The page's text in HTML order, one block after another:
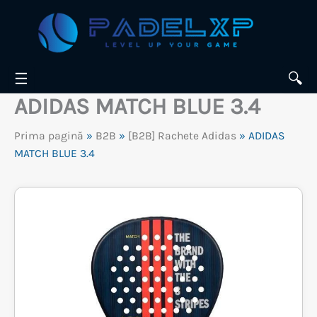
☰ 🔍
ADIDAS MATCH BLUE 3.4
Prima pagină » B2B » [B2B] Rachete Adidas » ADIDAS
MATCH BLUE 3.4